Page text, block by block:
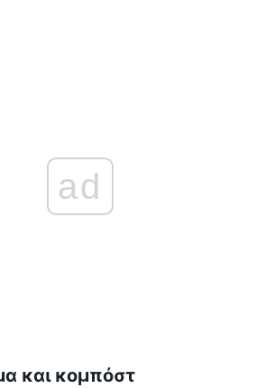
ad
και κομπόστ